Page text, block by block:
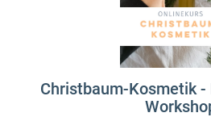
Christbaum-Kosmetik